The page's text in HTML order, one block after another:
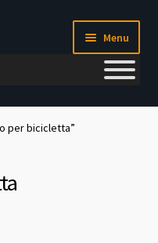
Menu
per bicicletta”